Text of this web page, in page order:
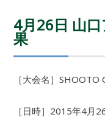
4月26日 山
果
［大会名］
［日時］2015年4月